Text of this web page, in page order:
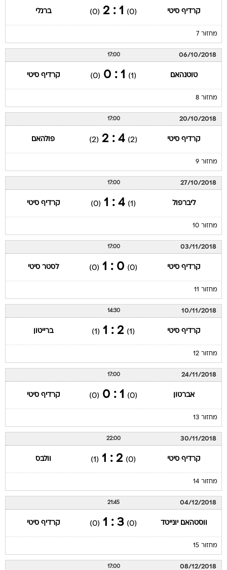
קרדיף סיטי (0)
1 : 2
(0) ברנלי
מחזור 7
06/10/2018
17:00
טוטנהאם (1)
1 : 0
(0) קרדיף סיטי
מחזור 8
20/10/2018
17:00
קרדיף סיטי (2)
4 : 2
(2) פולהאם
מחזור 9
27/10/2018
17:00
ליברפול (1)
4 : 1
(0) קרדיף סיטי
מחזור 10
03/11/2018
17:00
קרדיף סיטי (0)
0 : 1
(0) לסטר סיטי
מחזור 11
10/11/2018
14:30
קרדיף סיטי (1)
2 : 1
(1) ברייטון
מחזור 12
24/11/2018
17:00
אברטון (0)
1 : 0
(0) קרדיף סיטי
מחזור 13
30/11/2018
22:00
קרדיף סיטי (0)
2 : 1
(1) וולבס
מחזור 14
04/12/2018
21:45
ווסטהאם יונייטד (0)
3 : 1
(0) קרדיף סיטי
מחזור 15
08/12/2018
17:00